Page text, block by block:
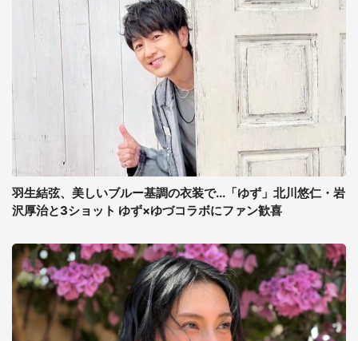
羽生結弦、美しいブルー基調の衣装で...「ゆず」北川悠仁・岩
沢厚治と3ショット ゆず×ゆづコラボにファン歓喜